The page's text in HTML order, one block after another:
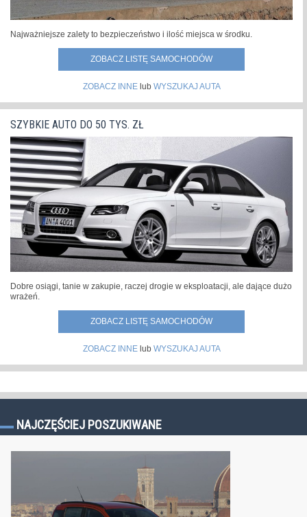
Najważniejsze zalety to bezpieczeństwo i ilość miejsca w środku.
ZOBACZ LISTĘ SAMOCHODÓW
ZOBACZ INNElub WYSZUKAJ AUTA
SZYBKIE AUTO DO 50 TYS. ZŁ
Dobre osiągi, tanie w zakupie, raczej drogie w eksploatacji, ale dające dużo
wrażeń.
ZOBACZ LISTĘ SAMOCHODÓW
ZOBACZ INNElub WYSZUKAJ AUTA
NAJCZĘŚCIEJ POSZUKIWANE